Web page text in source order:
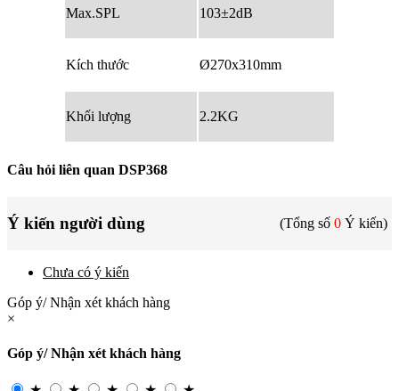
Max.SPL 103±2dB
Kích thước Ø270x310mm
Khối lượng 2.2KG
Câu hỏi liên quan DSP368
Ý kiến người dùng (Tổng số 0 Ý kiến)
Chưa có ý kiến
Góp ý/ Nhận xét khách hàng
×
Góp ý/ Nhận xét khách hàng